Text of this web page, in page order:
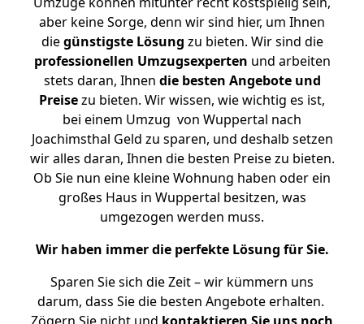
aber keine Sorge, denn wir sind hier, um Ihnen
diegünstigste Lösung zu bieten. Wir sind die
professionellen Umzugsexperten und arbeiten
stets daran, Ihnen die besten Angebote und
Preisezu bieten. Wir wissen, wie wichtig es ist,
bei einem Umzug von Wuppertal nach
Joachimsthal Geld zu sparen, und deshalb setzen
wir alles daran, Ihnen die besten Preise zu bieten.
Ob Sie nun eine kleine Wohnung haben oder ein
großes Haus in Wuppertal besitzen, was
umgezogen werden muss.
Wir haben immer die perfekte Lösung für Sie.
Sparen Sie sich die Zeit – wir kümmern uns
darum, dass Sie die besten Angebote erhalten.